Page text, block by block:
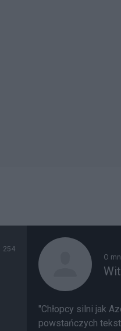
254
O
"Chłopcy silni jak
powstańczych